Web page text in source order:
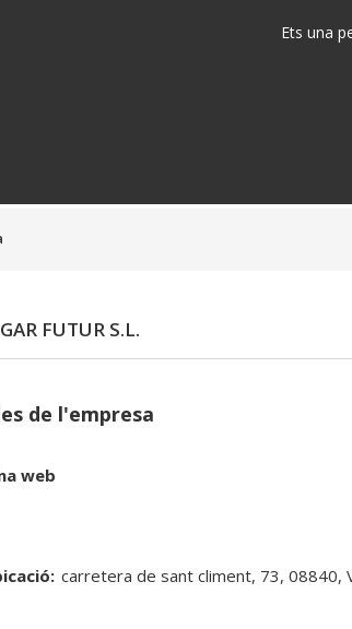
Ets una
FUTUR S.L.
de l'empresa
web
carretera de sant climent, 73, 08840,